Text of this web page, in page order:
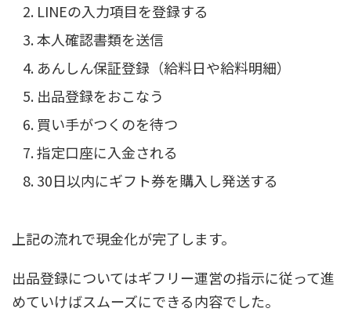
LINEの入力項目を登録する
本人確認書類を送信
あんしん保証登録（給料日や給料明細）
出品登録をおこなう
買い手がつくのを待つ
指定口座に入金される
30日以内にギフト券を購入し発送する
上記の流れで現金化が完了します。
出品登録についてはギフリー運営の指示に従って進
めていけばスムーズにできる内容でした。